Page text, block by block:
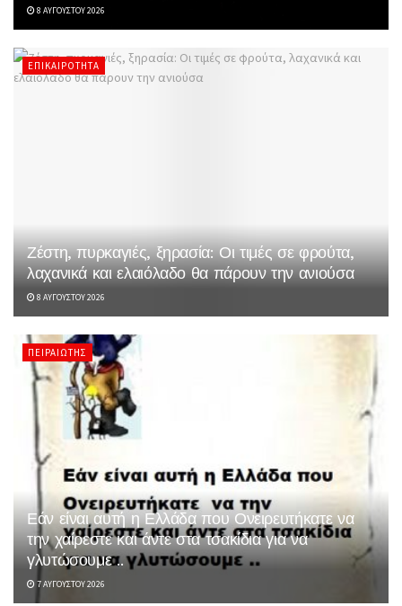
8 ΑΥΓΟΎΣΤΟΥ 2026
ΕΠΙΚΑΙΡΌΤΗΤΑ
Ζέστη, πυρκαγιές, ξηρασία: Οι τιμές σε φρούτα,
λαχανικά και ελαιόλαδο θα πάρουν την ανιούσα
8 ΑΥΓΟΎΣΤΟΥ 2026
ΠΕΙΡΑΙΏΤΗΣ
Εάν είναι αυτή η Ελλάδα που Ονειρευτήκατε να
την χαίρεστε και άντε στα τσακίδια για να
γλυτώσουμε ..
7 ΑΥΓΟΎΣΤΟΥ 2026